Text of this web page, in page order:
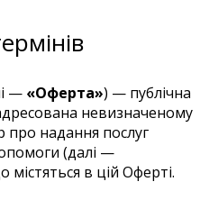
— «Оферта») — публічна
невизначеному
про надання послуг
(далі —
в цій Оферті.